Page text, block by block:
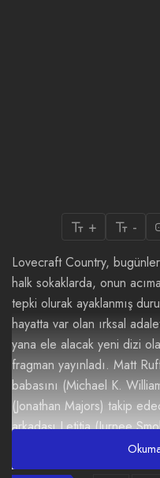
+ -
Lovecraft Country,
halk sokaklarda, onun
tepki olurak ayaklanmış
hayatta var olan ırksal
yana ele alacak yeni dizi
fragman yayınladı. Matt
babasını (Michael K.
(Jonathan Majors) takip
arkadaşı Letitia (Jurnee
B. Vance)’la birlikte